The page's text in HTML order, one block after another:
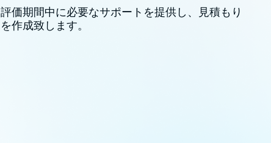
評価期間中に必要なサポートを提供し、見積もり
を作成致します。